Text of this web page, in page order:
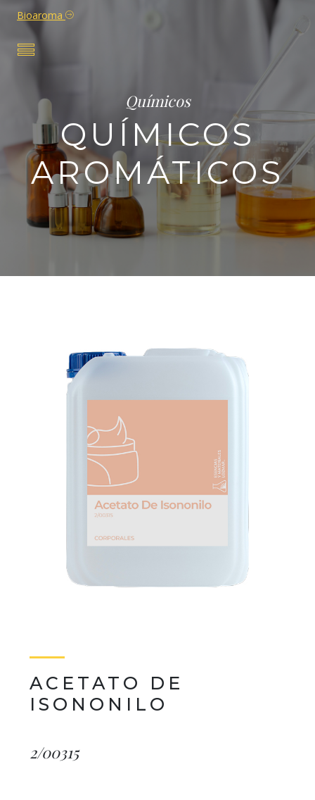
Bioaroma
Químicos
QUÍMICOS
AROMÁTICOS
ACETATO DE
ISONONILO
2/00315